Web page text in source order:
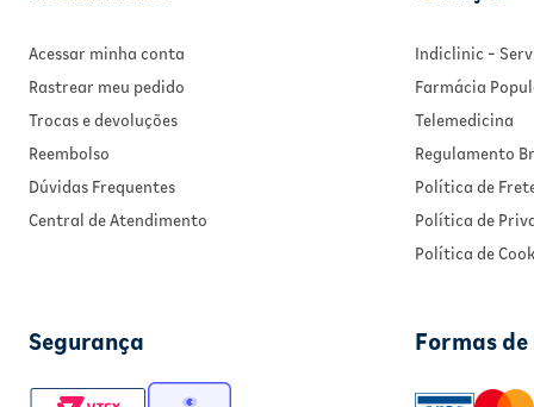
Acessar minha conta
Rastrear meu pedido
Trocas e devoluções
Reembolso
Dúvidas Frequentes
Central de Atendimento
Indiclinic -
Farmácia
Telemedicina
Regulamento
Política de
Política de
Política de
Segurança Formas